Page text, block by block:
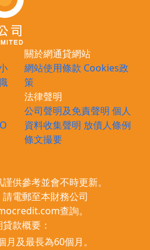
關於網通貸網站
網站使用條款 Cookies政
策
法律聲明
公司聲明及免責聲明 個人
資料收集聲明 放債人條例
條文撮要
供參考並會不時更新。
電郵至本財務公司
查詢。
款概要：
及最長為60個月。